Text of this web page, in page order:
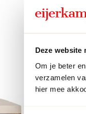
Deze website
Om je beter
verzamelen
hier mee